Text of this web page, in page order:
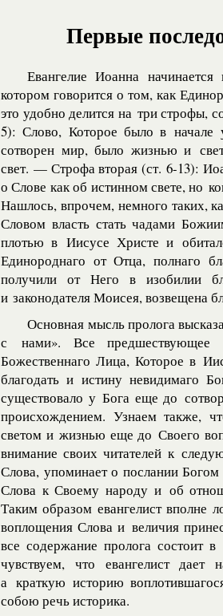
Первые
Евангелие Иоанна
котором говорится о том, как
это удобно делится на три строфы,
5): Слово, Которое было в
сотворен мир, было жизнью и
свет. — Строфа вторая (ст. 6-13):
о Слове как об истинном свете, но
Нашлось, впрочем, немного таких,
Словом власть стать чадами
плотью в Иисусе Христе и
Единороднаго от Отца, полнаго
получили от Него в изобилии
и законодателя Моисея, возвещена
Основная мысль пролога
с нами». Все предшествующее
Божественнаго Лица, Которое в
благодать и истину невидимаго
существовало у Бога еще до
происхождением. Узнаем также,
светом и жизнью еще до Своего
внимание своих читателей к
Слова, упоминает о послании
Слова к Своему народу и об
Таким образом евангелист вполне
воплощения Слова и величия
все содержание пролога состоит
чувствуем, что евангелист
а краткую историю
собою речь историка.